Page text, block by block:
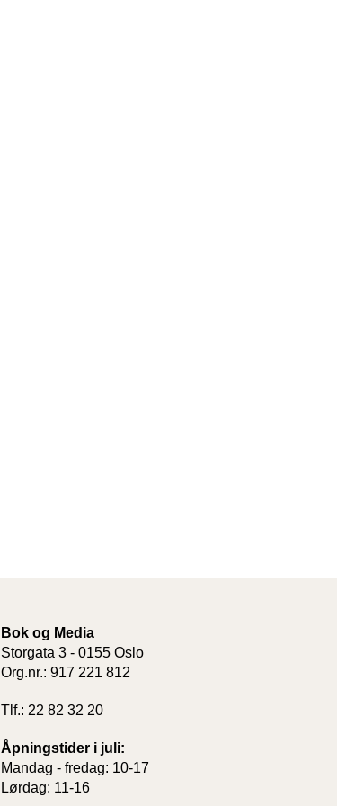
Bok og Media
Storgata 3 - 0155 Oslo
Org.nr.: 917 221 812
Tlf.: 22 82 32 20
Åpningstider i juli:
Mandag - fredag: 10-17
Lørdag: 11-16